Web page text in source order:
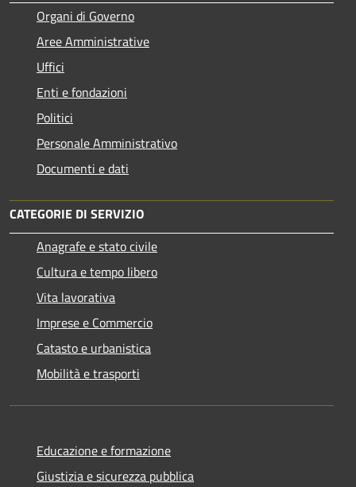
Organi di Governo
Aree Amministrative
Uffici
Enti e fondazioni
Politici
Personale Amministrativo
Documenti e dati
CATEGORIE DI SERVIZIO
Anagrafe e stato civile
Cultura e tempo libero
Vita lavorativa
Imprese e Commercio
Catasto e urbanistica
Mobilità e trasporti
Educazione e formazione
Giustizia e sicurezza pubblica